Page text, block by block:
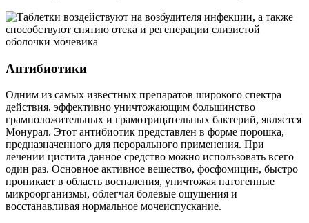
Антибиотики
Одним из самых известных препаратов широкого спектра
действия, эффективно уничтожающим большинство
грамположительных и грамотрицательных бактерий, является
Монурал. Этот антибиотик представлен в форме порошка,
предназначенного для перорального применения. При
лечении цистита данное средство можно использовать всего
один раз. Основное активное вещество, фосфомицин, быстро
проникает в область воспаления, уничтожая патогенные
микроорганизмы, облегчая болевые ощущения и
восстанавливая нормальное мочеиспускание.